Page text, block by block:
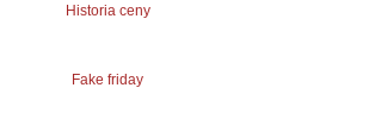
Historia ceny
Fake friday